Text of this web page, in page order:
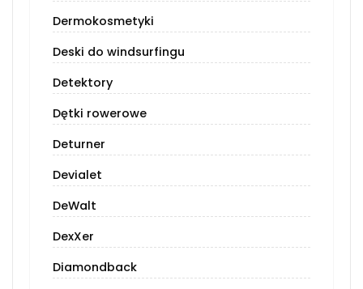
Dermokosmetyki
Deski do windsurfingu
Detektory
Dętki rowerowe
Deturner
Devialet
DeWalt
DexXer
Diamondback